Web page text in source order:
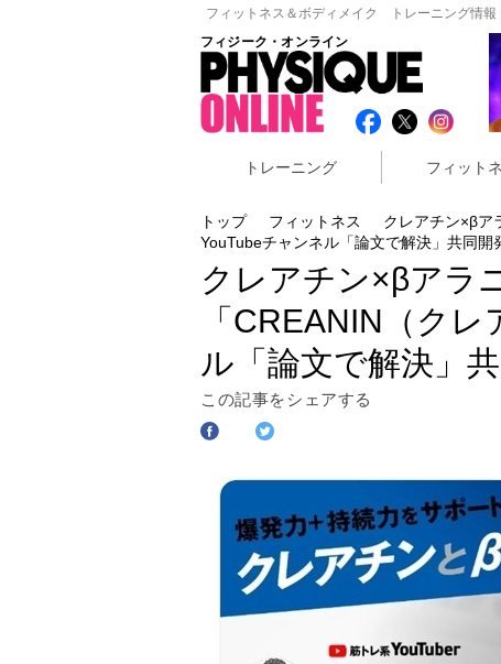
フィットネス＆ボディメイク トレーニング情報
フィジーク・オンライン
トレーニング フィット
トップ フィットネス
クレアチン×βア
YouTubeチャンネル「論文で解決」共同開
クレアチン×βアラ
「CREANIN（ク
ル「論文で解決」
この記事をシェアする